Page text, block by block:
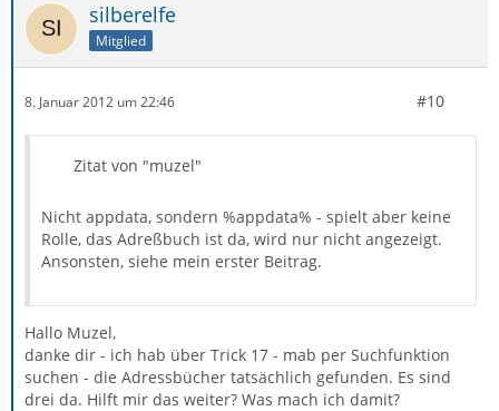
silberelfe
Mitglied
8. Januar 2012 um 22:46 #10
Zitat von "muzel"
Nicht appdata, sondern %appdata% - spielt aber keine
Rolle, das Adreßbuch ist da, wird nur nicht angezeigt.
Ansonsten, siehe mein erster Beitrag.
Hallo Muzel,
danke dir - ich hab über Trick 17 - mab per Suchfunktion
suchen - die Adressbücher tatsächlich gefunden. Es sind
drei da. Hilft mir das weiter? Was mach ich damit?